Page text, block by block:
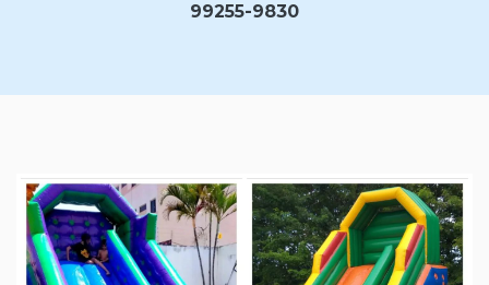
99255-9830